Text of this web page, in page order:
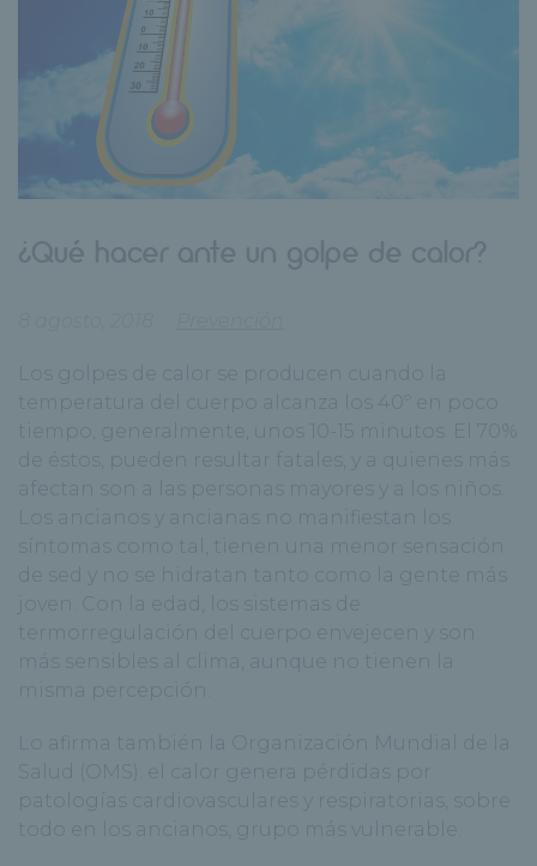
¿Qué hacer ante un golpe de calor?
Los golpes de calor se producen cuando la
temperatura del cuerpo alcanza los 40º en poco
tiempo, generalmente, unos 10-15 minutos.
El 70%
de éstos, pueden resultar fatales, y a quienes más
afectan son a las personas mayores y a los niños
Los ancianos y ancianas no manifiestan los
síntomas como tal, tienen una menor sensación
de sed y no se hidratan tanto como la gente más
joven.
Con la edad, los sistemas de
termorregulación del cuerpo envejecen y son
más sensibles al clima, aunque no tienen la
misma percepción
Lo afirma también la Organización Mundial de la
Salud (OMS): el calor genera pérdidas por
patologías cardiovasculares y respiratorias, sobre
todo en los ancianos, grupo más vulnerable.